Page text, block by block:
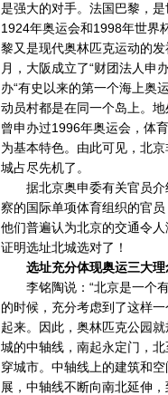
是强大的对手。法国巴黎，
1924年奥运会和1998年世界
黎又是现代奥林匹克运动的
月，大阪成立了“财团法人申
办“有史以来的第一个海上
动员村都是在同一个岛上。
曾申办过1996年奥运会，体
为基本特色。由此可见，北
城占尽先机了。
据北京奥申委有关官员介
察的国际单项体育组织的官
他们普遍认为北京的交通令
证明选址北城选对了！
选址充分体现奥运三大理
李铭陶说：“北京是一个有
的时候，充分考虑到了这样
起来。因此，奥林匹克公园
城的中轴线，南起永定门，
穿城市。中轴线上的建筑和
展，中轴线不断向南北延伸